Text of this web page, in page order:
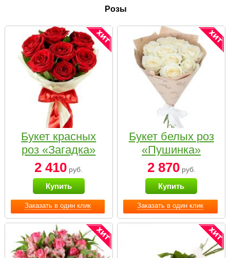
Розы
Заказать в один клик
Букет красных
роз «Загадка»
2 410 руб.
Купить
Заказать в один клик
Букет белых роз
«Пушинка»
2 870руб.
Купить